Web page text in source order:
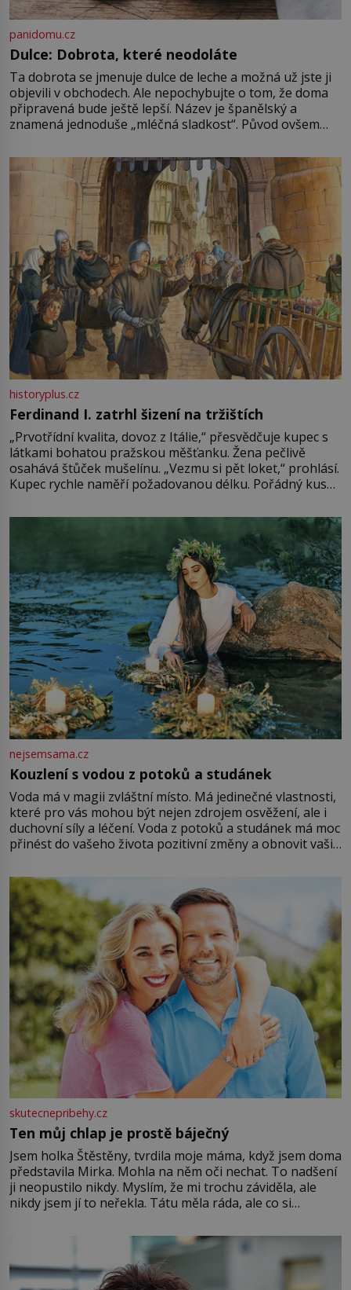
panidomu.cz
Dulce: Dobrota, které neodoláte
Ta dobrota se jmenuje dulce de leche a možná už jste ji
objevili v obchodech. Ale nepochybujte o tom, že doma
připravená bude ještě lepší. Název je španělský a
znamená jednoduše „mléčná sladkost“. Původ ovšem
pře hned několik latinskoamerických zemí a k tomu
Francie, kde se traduje,
historyplus.cz
Ferdinand I. zatrhl šizení na tržištích
„Prvotřídní kvalita, dovoz z Itálie,“ přesvědčuje kupec s
látkami bohatou pražskou měšťanku. Žena pečlivě
osahává štůček mušelínu. „Vezmu si pět loket,“ prohlásí.
Kupec rychle naměří požadovanou délku. Pořádný kus
milostpaní. Stačí jenom na sukni,“ zhodnotí švadlena
množství růžového mušelínu. „Ošidili vás, podívejte.“
nejsemsama.cz
Kouzlení s vodou z potoků a studánek
Voda má v magii zvláštní místo. Má jedinečné vlastnosti,
které pro vás mohou být nejen zdrojem osvěžení, ale i
duchovní síly a léčení. Voda z potoků a studánek má moc
přinést do vašeho života pozitivní změny a obnovit vaši
můžete obohatit své rituály a přinést do svého života
větší harmonii a klid. Je důležité
skutecnepribehy.cz
Ten můj chlap je prostě báječný
Jsem holka Štěstěny, tvrdila moje máma, když jsem doma
představila Mirka. Mohla na něm oči nechat. To nadšení
ji neopustilo nikdy. Myslím, že mi trochu záviděla, ale
nikdy jsem jí to neřekla. Tátu měla ráda, ale co si
Jsme spolu moc rádi Tehdy byla jiná doba, když